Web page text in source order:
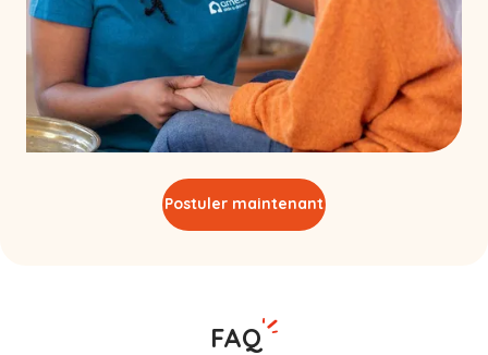
Postuler maintenant
FAQ